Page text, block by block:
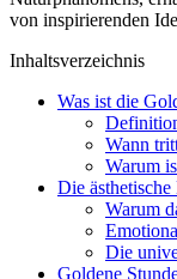
von inspirierenden
Inhaltsverzeichnis
Was ist die
Wann
Warum
Die
Warum
Die
Goldene